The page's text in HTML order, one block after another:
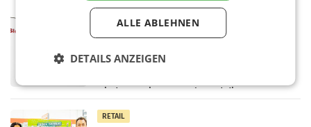
Vergleichszeitraum
MARKETING & MEDIA
ProSiebenSat.1 spart und macht
UNTERFÖHRING/MAILAND/AMSTERDAM. Der
wieder Gewinn gemacht und die
RETAIL
ALLE ABLEHNEN
DETAILS ANZEIGEN